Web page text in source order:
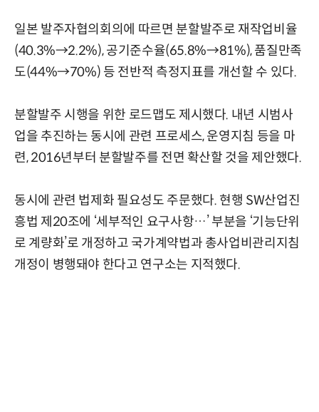
일본 발주자협의회의에 따르면 분할발주로 재작업비율
(40.3%→2.2%), 공기준수율(65.8%→81%), 품질만족
도(44%→70%) 등 전반적 측정지표를 개선할 수 있다.
분할발주 시행을 위한 로드맵도 제시했다. 내년 시범사
업을 추진하는 동시에 관련 프로세스, 운영지침 등을 마
련, 2016년부터 분할발주를 전면 확산할 것을 제안했다.
동시에 관련 법제화 필요성도 주문했다. 현행 SW산업진
흥법 제20조에 ‘세부적인 요구사항…’ 부분을 ‘기능단위
로 계량화’로 개정하고 국가계약법과 총사업비관리지침
개정이 병행돼야 한다고 연구소는 지적했다.